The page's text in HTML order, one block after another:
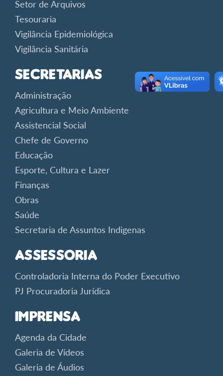
Setor de Arquivos
Tesouraria
Vigilância Epidemiológica
Vigilância Sanitária
Secretarias
Administração
Agricultura e Meio Ambiente
Assistencial Social
Chefe de Governo
Educação
Esporte, Cultura e Lazer
Finanças
Obras
Saúde
Secretaria de Assuntos Indigenas
Assessoria
Controladoria Interna do Poder Executivo
PJ Procuradoria Jurídica
Imprensa
Agenda da Cidade
Galeria de Vídeos
Galeria de Áudios